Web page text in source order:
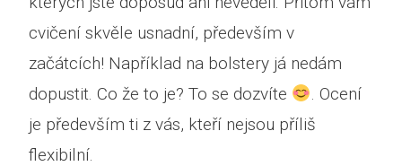
cvičení skvěle usnadní, především v
začátcích! Například na bolstery já nedám
dopustit. Co že to je? To se dozvíte
. Ocení
je především ti z vás, kteří nejsou příliš
flexibilní.